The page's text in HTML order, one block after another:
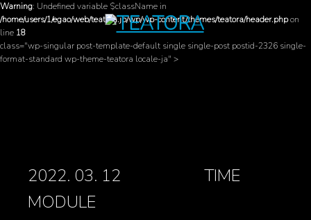
Warning: Undefined variable $className in
/home/users/1/egao/web/teatora.jp/wp/wp-content/themes/teatora/header.phpon
line 18
class="wp-singular post-template-default single single-post postid-2326 single-
format-standard wp-theme-teatora locale-ja" >
2022. 03. 12 TIME
MODULE